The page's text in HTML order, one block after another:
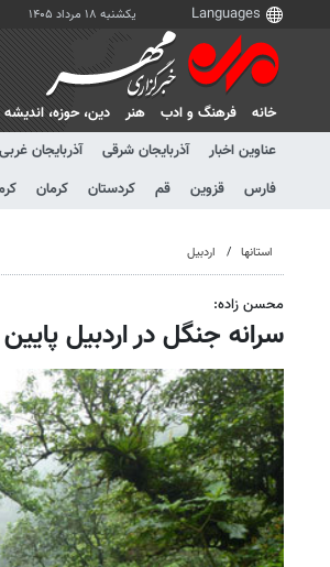
یکشنبه ۱۸ مرداد ۱۴۰۵
خانه فرهنگ و ادب هنر دين، حوزه، انديشه
عناوین اخبار
آذربایجان شرقی آذربایجان غربی
فارس
قزوین قم کردستان کرمان
استانها اردبیل
محسن زاده:
سرانه جنگل در اردبیل